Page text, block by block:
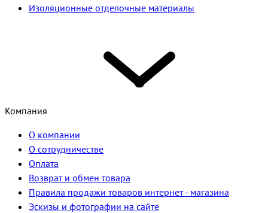
Изоляционные отделочные материалы
Компания
О компании
О сотрудничестве
Оплата
Возврат и обмен товара
Правила продажи товаров интернет - магазина
Эскизы и фотографии на сайте